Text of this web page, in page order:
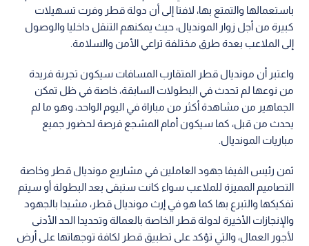
باستعمالها والتمتع بها، لافتا إلى أن دولة قطر وفرت تسهيلات
كبيرة من أجل زوار المونديال، حيث يمكنهم التنقل داخليا والوصول
إلى الملاعب بعدة طرق مختلفة تراعي الأمن والسلامة.
واعتبر أن مونديال قطر المتقارب المسافات سيكون تجربة فريدة
من نوعها لم تحدث في البطولات السابقة، خاصة في ظل تمكن
الجماهير من مشاهدة أكثر من مباراة في اليوم الواحد، وهو ما لم
يحدث من قبل، كما سيكون أمام المشجع فرصة لحضور جميع
مباريات المونديال.
ثمن رئيس الفيفا جهود العاملين في مشاريع مونديال قطر وخاصة
التصاميم المميزة للملاعب سواء كانت ستبقى بعد البطولة أو سيتم
تفكيكها والتبرع بها كما هو في إرث مونديال قطر، مشيدا بالجهود
والإنجازات الأخيرة لدولة قطر الخاصة بالعمالة وتحديدا الحد الأدنى
لأجور العمال، والتي تؤكد على تطبيق قطر لكافة توجهاتها على أرض